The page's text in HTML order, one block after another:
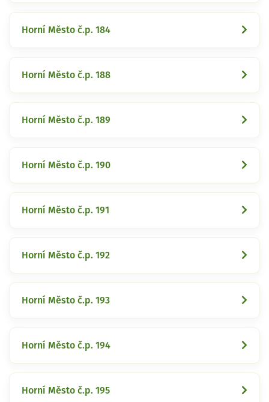
Horní Město č.p. 184
Horní Město č.p. 188
Horní Město č.p. 189
Horní Město č.p. 190
Horní Město č.p. 191
Horní Město č.p. 192
Horní Město č.p. 193
Horní Město č.p. 194
Horní Město č.p. 195